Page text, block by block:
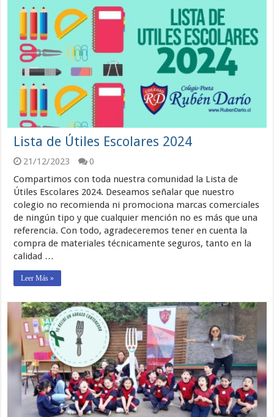
Lista de Útiles Escolares 2024
21/12/2023
0
Compartimos con toda nuestra comunidad la Lista de
Útiles Escolares 2024. Deseamos señalar que nuestro
colegio no recomienda ni promociona marcas comerciales
de ningún tipo y que cualquier mención no es más que una
referencia. Con todo, agradeceremos tener en cuenta la
compra de materiales técnicamente seguros, tanto en la
calidad …
Leer Más »